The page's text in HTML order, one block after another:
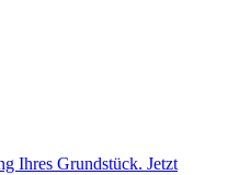
Ihres Grundstück. Jetzt